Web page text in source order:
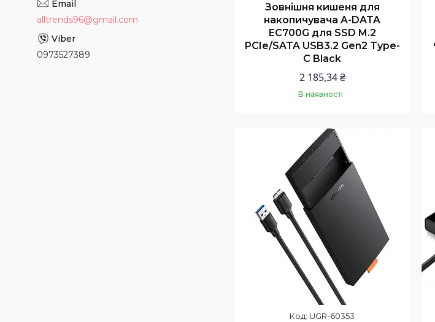
Зовнішня кишеня для
накопичувача A-DATA
EC700G для SSD M.2
PCIe/SATA USB3.2 Gen2 Type-
C Black
2 185,34 ₴
В наявності
Купити
UGR-60353
alltrends96@gmail.com
0973527389